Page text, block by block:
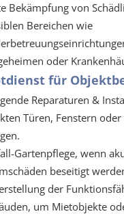
Bekämpfung von
Bereichen wie
oder
für
Reparaturen &
Türen, Fenstern
Gartenpflege, wenn
beseitigt
der
um Mietobjekte